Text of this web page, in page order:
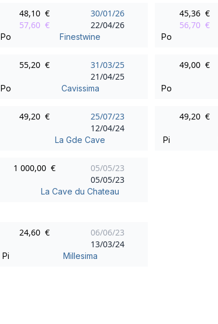
48,10 €
57,60 €
30/01/26
22/04/26
Po Finestwine
45,36 €
56,70 €
Po
55,20 €
31/03/25
21/04/25
Po Cavissima
49,00 €
Po
49,20 €
25/07/23
12/04/24
La Gde Cave
49,20 €
Pi
1 000,00 €
05/05/23
05/05/23
La Cave du Chateau
24,60 €
06/06/23
13/03/24
Pi Millesima